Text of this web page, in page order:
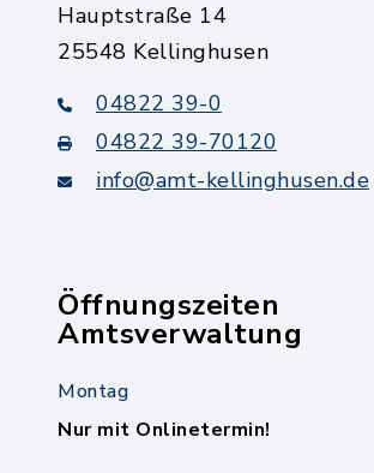
Hauptstraße 14
25548 Kellinghusen
04822 39-0
04822 39-70120
info@amt-kellinghusen.de
Öffnungszeiten
Amtsverwaltung
Montag
Nur mit Onlinetermin!